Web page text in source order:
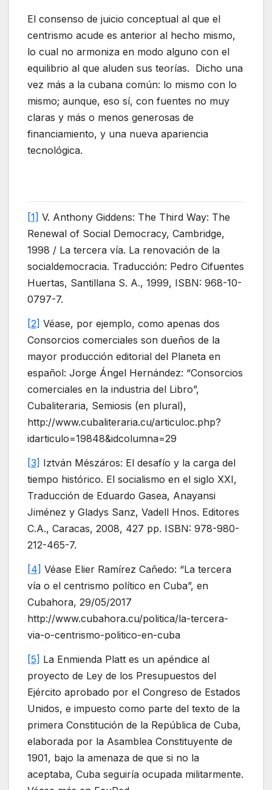
El consenso de juicio conceptual al que el
centrismo acude es anterior al hecho mismo,
lo cual no armoniza en modo alguno con el
equilibrio al que aluden sus teorías. Dicho una
vez más a la cubana común: lo mismo con lo
mismo; aunque, eso sí, con fuentes no muy
claras y más o menos generosas de
financiamiento, y una nueva apariencia
tecnológica.
[1] V. Anthony Giddens: The Third Way: The
Renewal of Social Democracy, Cambridge,
1998 / La tercera vía. La renovación de la
socialdemocracia. Traducción: Pedro Cifuentes
Huertas, Santillana S. A., 1999, ISBN: 968-10-
0797-7.
[2] Véase, por ejemplo, como apenas dos
Consorcios comerciales son dueños de la
mayor producción editorial del Planeta en
español: Jorge Ángel Hernández: “Consorcios
comerciales en la industria del Libro”,
Cubaliteraria, Semiosis (en plural),
http://www.cubaliteraria.cu/articuloc.php?
idarticulo=19848&idcolumna=29
[3] Iztván Mészáros: El desafío y la carga del
tiempo histórico. El socialismo en el siglo XXI,
Traducción de Eduardo Gasea, Anayansi
Jiménez y Gladys Sanz, Vadell Hnos. Editores
C.A., Caracas, 2008, 427 pp. ISBN: 978-980-
212-465-7.
[4] Véase Elier Ramírez Cañedo: “La tercera
vía o el centrismo político en Cuba”, en
Cubahora, 29/05/2017
http://www.cubahora.cu/politica/la-tercera-
via-o-centrismo-politico-en-cuba
[5] La Enmienda Platt es un apéndice al
proyecto de Ley de los Presupuestos del
Ejército aprobado por el Congreso de Estados
Unidos, e impuesto como parte del texto de la
primera Constitución de la República de Cuba,
elaborada por la Asamblea Constituyente de
1901, bajo la amenaza de que si no la
aceptaba, Cuba seguiría ocupada militarmente.